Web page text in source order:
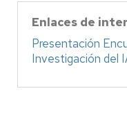
Enlaces de
Presentación
Investigación del